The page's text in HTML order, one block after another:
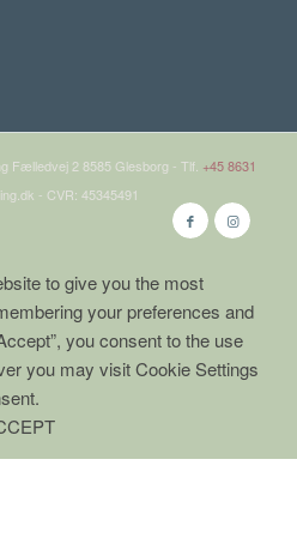
Fælledvej 2 8585 Glesborg - Tlf. +45 8631
- CVR: 45345491
to give you the most
your preferences and
you consent to the use
you may visit Cookie Settings